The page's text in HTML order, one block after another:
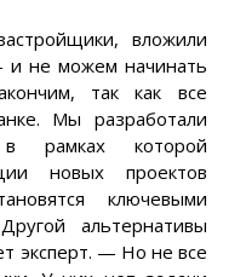
вложили
и не можем начинать
так как все
Мы разработали
рамках которой
новых проектов
ключевыми
альтернативы
эксперт. — Но не все